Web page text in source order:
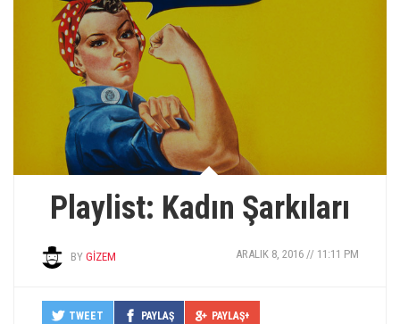
Playlist: Kadın Şarkıları
BY GIZEM ARALIK 8, 2016 // 11:11 PM
TWEET PAYLAŞ PAYLAŞ+